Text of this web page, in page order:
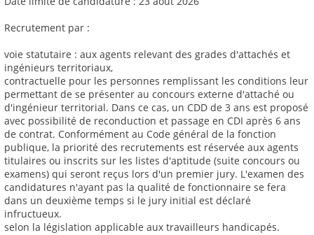
Recrutement par :
voie statutaire : aux agents relevant des grades d'attachés et
ingénieurs territoriaux,
contractuelle pour les personnes remplissant les conditions leur
permettant de se présenter au concours externe d'attaché ou
d'ingénieur territorial. Dans ce cas, un CDD de 3 ans est proposé
avec possibilité de reconduction et passage en CDI après 6 ans
de contrat. Conformément au Code général de la fonction
publique, la priorité des recrutements est réservée aux agents
titulaires ou inscrits sur les listes d'aptitude (suite concours ou
examens) qui seront reçus lors d'un premier jury. L'examen des
candidatures n'ayant pas la qualité de fonctionnaire se fera
dans un deuxième temps si le jury initial est déclaré
infructueux.
selon la législation applicable aux travailleurs handicapés.